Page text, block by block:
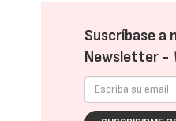
Suscríbase a
Newsletter -